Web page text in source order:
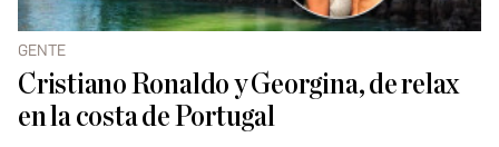
GENTE
Cristiano Ronaldo y Georgina, de relax
en la costa de Portugal